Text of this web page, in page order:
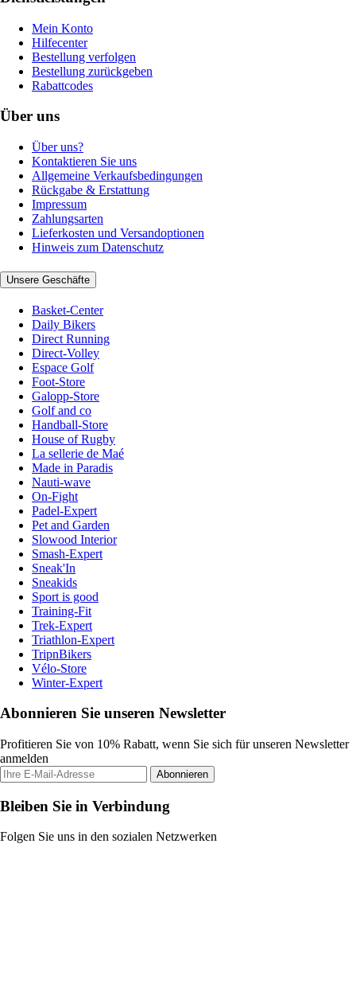
Mein Konto
Hilfecenter
Bestellung verfolgen
Bestellung zurückgeben
Rabattcodes
Über uns
Über uns?
Kontaktieren Sie uns
Allgemeine Verkaufsbedingungen
Rückgabe & Erstattung
Impressum
Zahlungsarten
Lieferkosten und Versandoptionen
Hinweis zum Datenschutz
Unsere Geschäfte
Basket-Center
Daily Bikers
Direct Running
Direct-Volley
Espace Golf
Foot-Store
Galopp-Store
Golf and co
Handball-Store
House of Rugby
La sellerie de Maé
Made in Paradis
Nauti-wave
On-Fight
Padel-Expert
Pet and Garden
Slowood Interior
Smash-Expert
Sneak'In
Sneakids
Sport is good
Training-Fit
Trek-Expert
Triathlon-Expert
TripnBikers
Vélo-Store
Winter-Expert
Abonnieren Sie unseren Newsletter
Profitieren Sie von 10% Rabatt, wenn Sie sich für unseren Newsletter
anmelden
Abonnieren
Bleiben Sie in Verbindung
Folgen Sie uns in den sozialen Netzwerken